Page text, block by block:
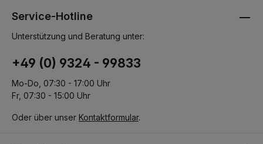
Service-Hotline
Unterstützung und Beratung unter:
+49 (0) 9324 - 99833
Mo-Do, 07:30 - 17:00 Uhr
Fr, 07:30 - 15:00 Uhr
Oder über unser Kontaktformular.